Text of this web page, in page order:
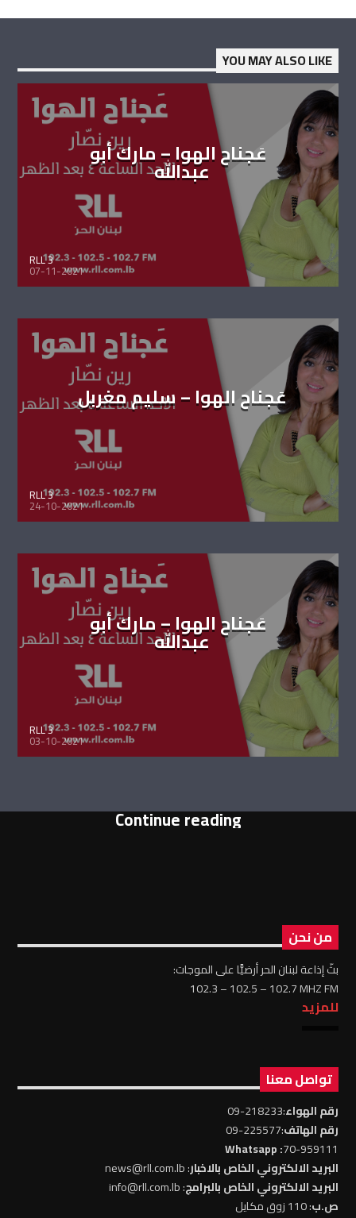
YOU MAY ALSO LIKE
عَجناح الهوا – مارك أبو
عبدالله
RLL 3
07-11-2021
عَجناح الهوا – سليم مغربل
RLL 3
24-10-2021
عَجناح الهوا – مارك أبو
عبدالله
RLL 3
03-10-2021
Continue reading
من نحن
بثّ إذاعة لبنان الحر أرضيًّا على الموجات:
102.3 – 102.5 – 102.7 MHZ FM
للمزيد
تواصل معنا
رقم الهواء:218233-09
رقم الهاتف:225577-09
70-959111
: Whatsapp
البريد الالكتروني الخاص بالاخبار: news@rll.com.lb
البريد الالكتروني الخاص بالبرامج: info@rll.com.lb
ص.ب: 110 زوق مكايل